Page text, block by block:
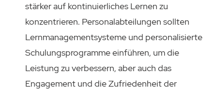
stärker auf kontinuierliches Lernen zu
konzentrieren. Personalabteilungen sollten
Lernmanagementsysteme und personalisierte
Schulungsprogramme einführen, um die
Leistung zu verbessern, aber auch das
Engagement und die Zufriedenheit der